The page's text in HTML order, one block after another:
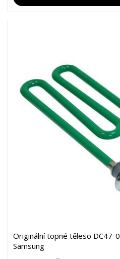
Originální topné těleso DC47-
Samsung